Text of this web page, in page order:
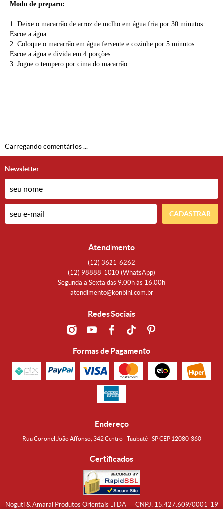
Modo de preparo:
1. Deixe o macarrão de arroz de molho em água fria por 30 minutos.
Escoe a água.
2. Coloque o macarrão em água fervente e cozinhe por 5 minutos.
Escoe a água e divida em 4 porções.
3. Jogue o tempero por cima do macarrão.
Carregando comentários ...
Newsletter
CADASTRAR
Atendimento
(12) 3621-6262
(12) 98888-1010 (WhatsApp)
Segunda a Sexta das 9:00h às 16:00h
atendimento@konbini.com.br
Redes Sociais
Formas de Pagamento
Endereço
Rua Coronel João Affonso, 342 Centro - Taubaté - SP CEP 12080-360
Certificados
Noguti & Amaral Produtos Orientais LTDA CNPJ: 15.427.609/0001-19